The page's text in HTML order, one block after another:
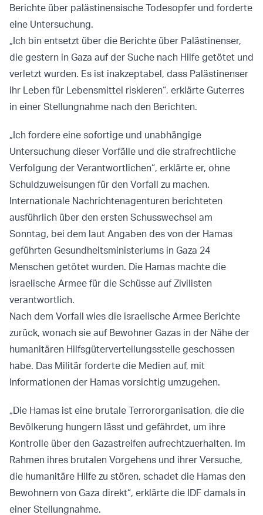
Berichte über palästinensische Todesopfer und forderte
eine Untersuchung.
„Ich bin entsetzt über die Berichte über Palästinenser,
die gestern in Gaza auf der Suche nach Hilfe getötet und
verletzt wurden. Es ist inakzeptabel, dass Palästinenser
ihr Leben für Lebensmittel riskieren“, erklärte Guterres
in einer Stellungnahme nach den Berichten.
„Ich fordere eine sofortige und unabhängige
Untersuchung dieser Vorfälle und die strafrechtliche
Verfolgung der Verantwortlichen“, erklärte er, ohne
Schuldzuweisungen für den Vorfall zu machen.
Internationale Nachrichtenagenturen berichteten
ausführlich über den ersten Schusswechsel am
Sonntag, bei dem laut Angaben des von der Hamas
geführten Gesundheitsministeriums in Gaza 24
Menschen getötet wurden. Die Hamas machte die
israelische Armee für die Schüsse auf Zivilisten
verantwortlich.
Nach dem Vorfall wies die israelische Armee Berichte
zurück, wonach sie auf Bewohner Gazas in der Nähe der
humanitären Hilfsgüterverteilungsstelle geschossen
habe. Das Militär forderte die Medien auf, mit
Informationen der Hamas vorsichtig umzugehen.
„Die Hamas ist eine brutale Terrororganisation, die die
Bevölkerung hungern lässt und gefährdet, um ihre
Kontrolle über den Gazastreifen aufrechtzuerhalten. Im
Rahmen ihres brutalen Vorgehens und ihrer Versuche,
die humanitäre Hilfe zu stören, schadet die Hamas den
Bewohnern von Gaza direkt“, erklärte die IDF damals in
einer Stellungnahme.